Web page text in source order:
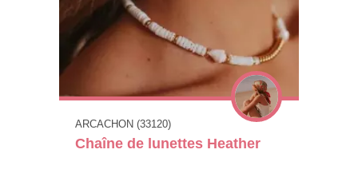
ARCACHON (33120)
Chaîne de lunettes Heather